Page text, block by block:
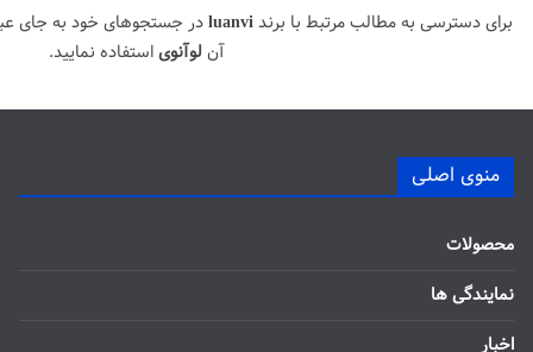
برای دسترسی به مطالب مرتبط با برندluanviدر جستجوهای خود به جای
آن لوآنویاستفاده نمایید.
منوی اصلی
محصولات
نمایندگی ها
اخبار